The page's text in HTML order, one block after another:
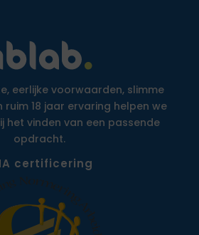
eerlijke voorwaarden, slimme
ruim 18 jaar ervaring helpen we
het vinden van een passende
opdracht.
certificering